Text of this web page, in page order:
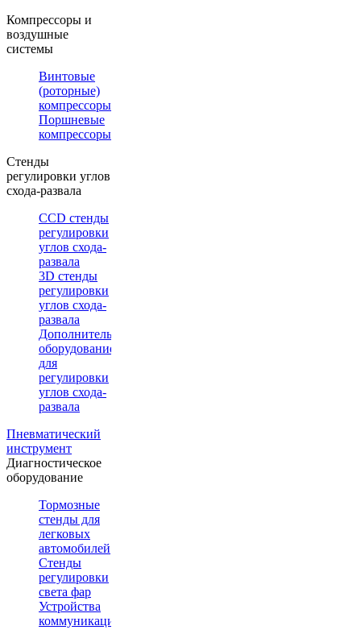
Компрессоры и
воздушные
системы
Винтовые
(роторные)
компрессоры
Поршневые
компрессоры
Стенды
регулировки углов
схода-развала
CCD стенды
регулировки
углов схода-
развала
3D стенды
регулировки
углов схода-
развала
Дополнительное
оборудование
для
регулировки
углов схода-
развала
Пневматический
инструмент
Диагностическое
оборудование
Тормозные
стенды для
легковых
автомобилей
Стенды
регулировки
света фар
Устройства
коммуникации